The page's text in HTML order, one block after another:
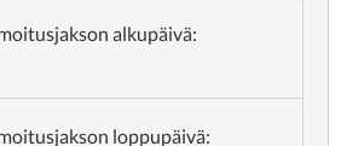
alkupäivä:
loppupäivä: